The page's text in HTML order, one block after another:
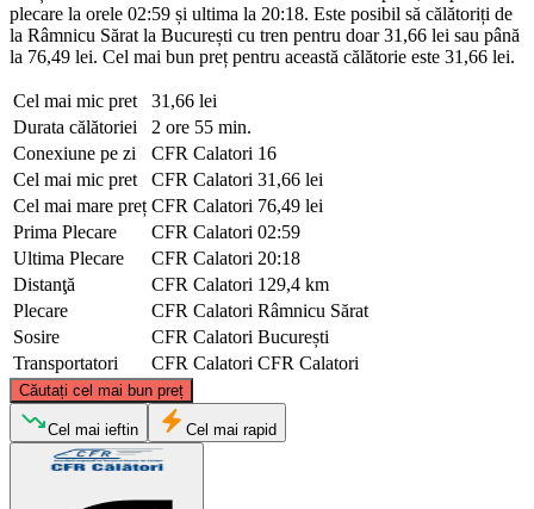
plecare la orele 02:59 și ultima la 20:18. Este posibil să călătoriți de
la Râmnicu Sărat la București cu tren pentru doar 31,66 lei sau până
la 76,49 lei. Cel mai bun preț pentru această călătorie este 31,66 lei.
Cel mai mic pret
31,66 lei
Durata călătoriei
2 ore 55 min.
Conexiune pe zi
CFR Calatori 16
Cel mai mic pret
CFR Calatori 31,66 lei
Cel mai mare preț CFR Calatori 76,49 lei
Prima Plecare
CFR Calatori 02:59
Ultima Plecare
CFR Calatori 20:18
Distanţă
CFR Calatori 129,4 km
Plecare
CFR Calatori Râmnicu Sărat
Sosire
CFR Calatori București
Transportatori
CFR Calatori CFR Calatori
Căutați cel mai bun preț
©CARTO, ©OpenStreetMap
Cel mai ieftin Cel mai rapid